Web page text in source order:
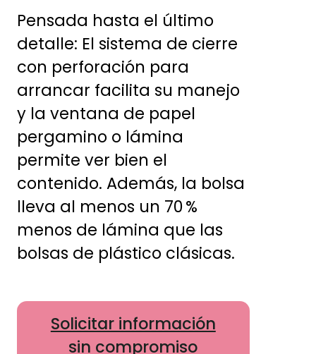
Pensada hasta el último
detalle: El sistema de cierre
con perforación para
arrancar facilita su manejo
y la ventana de papel
pergamino o lámina
permite ver bien el
contenido. Además, la bolsa
lleva al menos un 70 %
menos de lámina que las
bolsas de plástico clásicas.
Solicitar información
sin compromiso